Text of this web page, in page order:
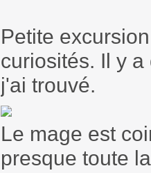
Petite
curiosités. Il y
j'ai trouvé.
Le mage est
presque toute